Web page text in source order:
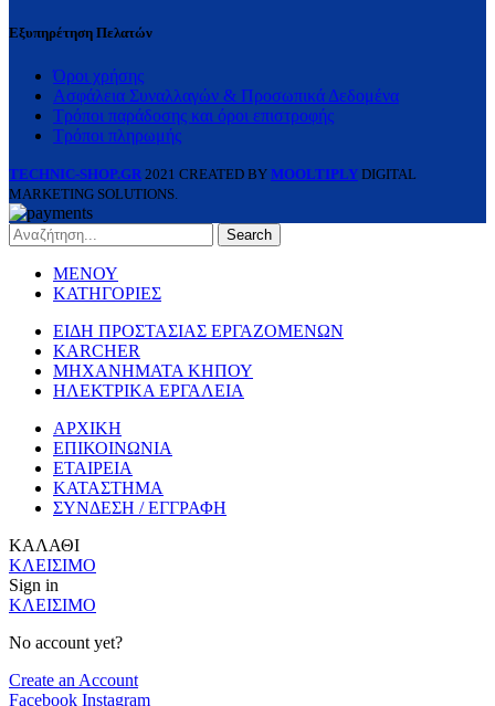
Εξυπηρέτηση Πελατών
Όροι χρήσης
Ασφάλεια Συναλλαγών & Προσωπικά Δεδομένα
Τρόποι παράδοσης και όροι επιστροφής
Τρόποι πληρωμής
TECHNIC-SHOP.GR 2021 CREATED BY MOOLTIPLY DIGITAL
MARKETING SOLUTIONS.
Search
ΜΕΝΟΥ
ΚΑΤΗΓΟΡΙΕΣ
ΕΙΔΗ ΠΡΟΣΤΑΣΙΑΣ ΕΡΓΑΖΟΜΕΝΩΝ
KARCHER
ΜΗΧΑΝΗΜΑΤΑ ΚΗΠΟΥ
ΗΛΕΚΤΡΙΚΑ ΕΡΓΑΛΕΙΑ
ΑΡΧΙΚΗ
ΕΠΙΚΟΙΝΩΝΙΑ
ΕΤΑΙΡΕΙΑ
ΚΑΤΑΣΤΗΜΑ
ΣΥΝΔΕΣΗ / ΕΓΓΡΑΦΗ
ΚΑΛΑΘΙ
ΚΛΕΙΣΙΜΟ
Sign in
ΚΛΕΙΣΙΜΟ
No account yet?
Create an Account
Facebook Instagram